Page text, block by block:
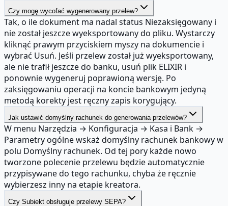
Czy mogę wycofać wygenerowany przelew?
Tak, o ile dokument ma nadal status Niezaksięgowany i
nie został jeszcze wyeksportowany do pliku. Wystarczy
kliknąć prawym przyciskiem myszy na dokumencie i
wybrać Usuń. Jeśli przelew został już wyeksportowany,
ale nie trafił jeszcze do banku, usuń plik ELIXIR i
ponownie wygeneruj poprawioną wersję. Po
zaksięgowaniu operacji na koncie bankowym jedyną
metodą korekty jest ręczny zapis korygujący.
Jak ustawić domyślny rachunek do generowania przelewów?
W menu Narzędzia → Konfiguracja → Kasa i Bank →
Parametry ogólne wskaż domyślny rachunek bankowy w
polu Domyślny rachunek. Od tej pory każde nowo
tworzone polecenie przelewu będzie automatycznie
przypisywane do tego rachunku, chyba że ręcznie
wybierzesz inny na etapie kreatora.
Czy Subiekt obsługuje przelewy SEPA?